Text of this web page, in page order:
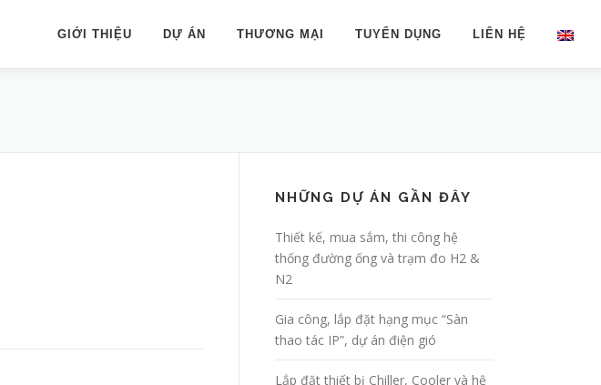
GIỚI THIỆU DỰ ÁN THƯƠNG MẠI TUYỂN DỤNG LIÊN HỆ
NHỮNG DỰ ÁN GẦN ĐÂY
Thiết kế, mua sắm, thi công hệ
thống đường ống và trạm đo H2 &
N2
Gia công, lắp đặt hạng mục “Sàn
thao tác IP”, dự án điện gió
Lắp đặt thiết bị Chiller, Cooler và hệ